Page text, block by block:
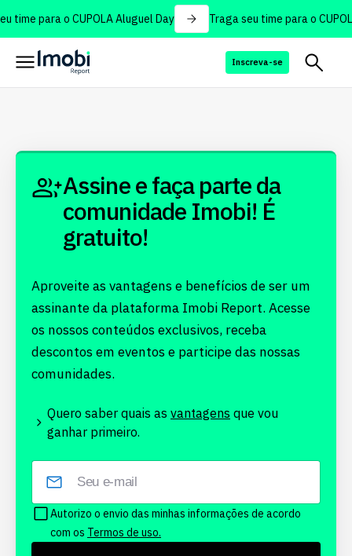
time para o CUPOLA Aluguel Day Traga seu time para o
Inscreva-se
Assine e faça parte da
comunidade Imobi! É
gratuito!
Aproveite as vantagens e benefícios de ser um
assinante da plataforma Imobi Report. Acesse
os nossos conteúdos exclusivos, receba
descontos em eventos e participe das nossas
comunidades.
Quero saber quais as vantagens que vou
ganhar primeiro.
Autorizo o envio das minhas informações de acordo
com os Termos de uso.